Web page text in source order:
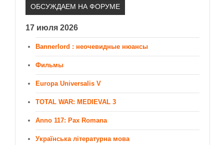
ОБСУЖДАЕМ НА ФОРУМЕ
17 июля 2026
Bannerlord : неочевидные нюансы
Фильмы
Europa Universalis V
TOTAL WAR: MEDIEVAL 3
Anno 117: Pax Romana
Українська літературна мова